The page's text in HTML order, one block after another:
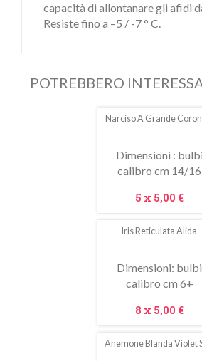
capacità di allontanare gli afidi
Resiste fino a –5 / -7 ° C.
POTREBBERO
Narciso A Grande
Dimensioni : bulbi
calibro cm 14/16
Prezzo
5 x 5,00 €
Iris Reticulata Alida
Dimensioni: bulbi
calibro cm 6+
Prezzo
8 x 5,00 €
Anemone Blanda Violet